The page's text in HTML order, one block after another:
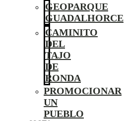
GEOPARQUE
GUADALHORCE
CAMINITO
DEL
TAJO
DE
RONDA
PROMOCIONAR
UN
PUEBLO